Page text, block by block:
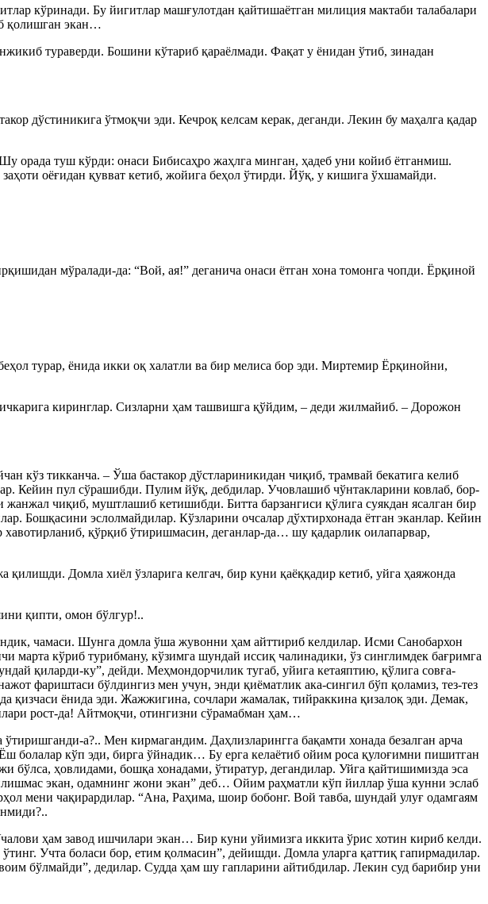
кўринади. Бу йигитлар машғулотдан қайтишаётган милиция мактаби талабалари
қолишган экан…
тураверди. Бошини кўтариб қараёлмади. Фақат у ёнидан ўтиб, зинадан
дўстиникига ўтмоқчи эди. Кечроқ келсам керак, деганди. Лекин бу маҳалга қадар
орада туш кўрди: онаси Бибисаҳро жаҳлга минган, ҳадеб уни койиб ётганмиш.
оёғидан қувват кетиб, жойига беҳол ўтирди. Йўқ, у кишига ўхшамайди.
мўралади-да: “Вой, ая!” деганича онаси ётган хона томонга чопди. Ёрқиной
турар, ёнида икки оқ халатли ва бир мелиса бор эди. Миртемир Ёрқинойни,
киринглар. Сизларни ҳам ташвишга қўйдим, – деди жилмайиб. – Дорожон
кўз тикканча. – Ўша бастакор дўстлариникидан чиқиб, трамвай бекатига келиб
Кейин пул сўрашибди. Пулим йўқ, дебдилар. Учовлашиб чўнтакларини ковлаб, бор-
чиқиб, муштлашиб кетишибди. Битта барзангиси қўлига суякдан ясалган бир
Бошқасини эслолмайдилар. Кўзларини очсалар дўхтирхонада ётган эканлар. Кейин
қўрқиб ўтиришмасин, деганлар-да… шу қадарлик оилапарвар,
Домла хиёл ўзларига келгач, бир куни қаёққадир кетиб, уйга ҳаяжонда
қипти, омон бўлгур!..
чамаси. Шунга домла ўша жувонни ҳам айттириб келдилар. Исми Санобархон
кўриб турибману, кўзимга шундай иссиқ чалинадики, ўз синглимдек бағримга
қиларди-ку”, дейди. Меҳмондорчилик тугаб, уйига кетаяптию, қўлига совға-
фариштаси бўлдингиз мен учун, энди қиёматлик ака-сингил бўп қоламиз, тез-тез
ёнида эди. Жажжигина, сочлари жамалак, тийраккина қизалоқ эди. Демак,
рост-да! Айтмоқчи, отингизни сўрамабман ҳам…
а?.. Мен кирмагандим. Даҳлизларингга бақамти хонада безалган арча
болалар кўп эди, бирга ўйнадик… Бу ерга келаётиб ойим роса қулоғимни пишитган
бўлса, ҳовлидами, бошқа хонадами, ўтиратур, дегандилар. Уйга қайтишимизда эса
экан, одамнинг жони экан” деб… Ойим раҳматли кўп йиллар ўша кунни эслаб
мени чақирардилар. “Ана, Раҳима, шоир бобонг. Вой тавба, шундай улуғ одамгаям
ҳам завод ишчилари экан… Бир куни уйимизга иккита ўрис хотин кириб келди.
Учта боласи бор, етим қолмасин”, дейишди. Домла уларга қаттиқ гапирмадилар.
бўлмайди”, дедилар. Судда ҳам шу гапларини айтибдилар. Лекин суд барибир уни